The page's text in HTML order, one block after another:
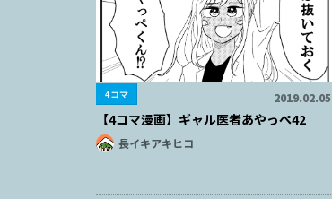
4コマ 2019.02.05
【4コマ漫画】ギャル医者あやっぺ42
長イキアキヒコ